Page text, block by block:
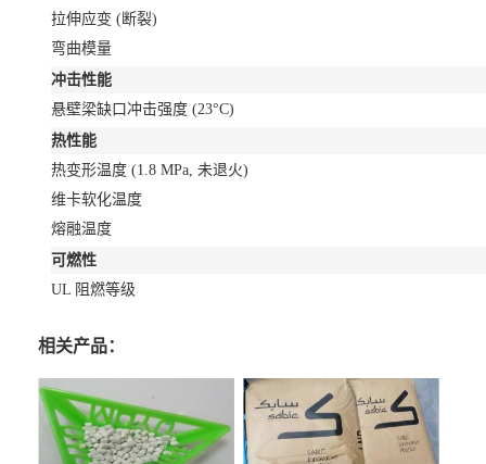
拉伸应变 (断裂)
弯曲模量
冲击性能
悬壁梁缺口冲击强度 (23°C)
热性能
热变形温度 (1.8 MPa, 未退火)
维卡软化温度
熔融温度
可燃性
UL 阻燃等级
相关产品：